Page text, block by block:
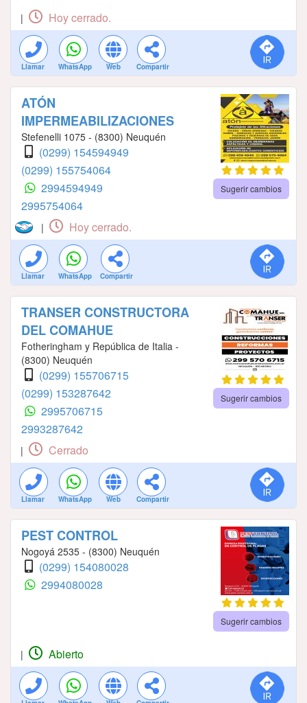
| Hoy cerrado.
Llamar WhatsApp Web Compartir
ATÓN
IMPERMEABILIZACIONES
Stefenelli 1075 - (8300) Neuquén
(0299) 154594949
(0299) 155754064
2994594949
2995754064
Sugerir cambios
| Hoy cerrado.
Llamar WhatsApp Compartir
TRANSER CONSTRUCTORA
DEL COMAHUE
Fotheringham y República de Italia -
(8300) Neuquén
(0299) 155706715
(0299) 153287642
2995706715
2993287642
Sugerir cambios
| Cerrado
Llamar WhatsApp Web Compartir
PEST CONTROL
Nogoyá 2535 - (8300) Neuquén
(0299) 154080028
2994080028
Sugerir cambios
| Abierto